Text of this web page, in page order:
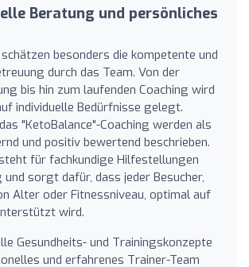
Beratung und persönliches
besonders die kompetente und
durch das Team. Von der
bis hin zum laufenden Coaching wird
individuelle Bedürfnisse gelegt.
"KetoBalance"-Coaching werden als
und positiv bewertend beschrieben.
für fachkundige Hilfestellungen
sorgt dafür, dass jeder Besucher,
Alter oder Fitnessniveau, optimal auf
wird.
Gesundheits- und Trainingskonzepte
und erfahrenes Trainer-Team